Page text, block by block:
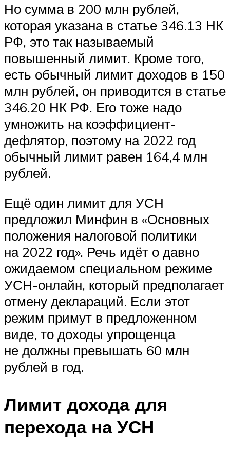
Но сумма в 200 млн рублей,
которая указана в статье 346.13 НК
РФ, это так называемый
повышенный лимит. Кроме того,
есть обычный лимит доходов в 150
млн рублей, он приводится в статье
346.20 НК РФ. Его тоже надо
умножить на коэффициент-
дефлятор, поэтому на 2022 год
обычный лимит равен 164,4 млн
рублей.
Ещё один лимит для УСН
предложил Минфин в «Основных
положения налоговой политики
на 2022 год». Речь идёт о давно
ожидаемом специальном режиме
УСН-онлайн, который предполагает
отмену деклараций. Если этот
режим примут в предложенном
виде, то доходы упрощенца
не должны превышать 60 млн
рублей в год.
Лимит дохода для
перехода на УСН